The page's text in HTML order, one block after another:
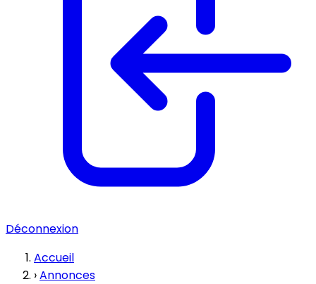
Déconnexion
Accueil
›Annonces